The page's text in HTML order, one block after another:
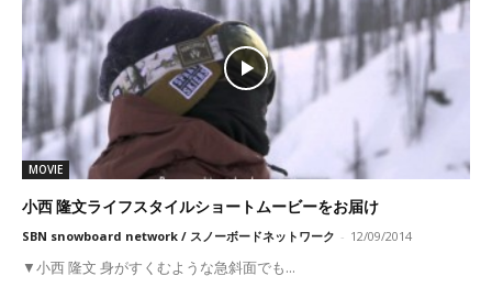
MOVIE
小西 隆文ライフスタイルショートムービーをお届け
SBN snowboard network / スノーボードネットワーク - 12/09/2014
▼小西 隆文 身がすくむような急斜面でも...